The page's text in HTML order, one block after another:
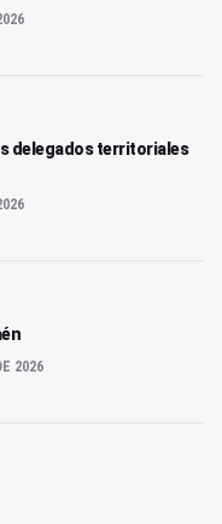
delegados territoriales
2026